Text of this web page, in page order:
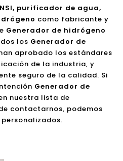
purificador de agua,
como fabricante y
Generador de hidrógeno
los Generador de
aprobado los estándares
de la industria, y
seguro de la calidad. Si
Generador de
nuestra lista de
contactarnos, podemos